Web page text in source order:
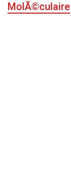
MolÃ©culaire